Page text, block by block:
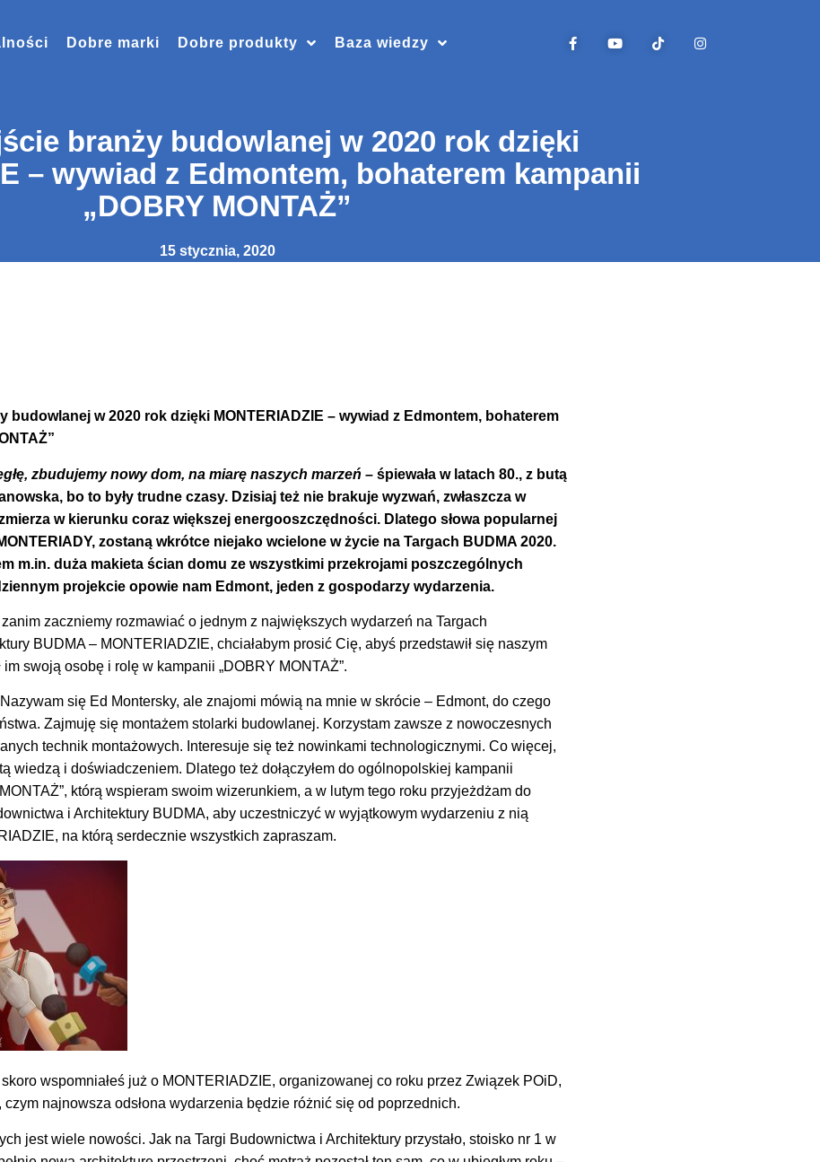
Dobre marki Dobre produkty Baza wiedzy
branży budowlanej w 2020 rok dzięki
– wywiad z Edmontem, bohaterem kampanii
„DOBRY MONTAŻ”
15 stycznia, 2020
budowlanej w 2020 rok dzięki MONTERIADZIE – wywiad z Edmontem, bohaterem
zbudujemy nowy dom, na miarę naszych marzeń – śpiewała w latach 80., z butą
bo to były trudne czasy. Dzisiaj też nie brakuje wyzwań, zwłaszcza w
w kierunku coraz większej energooszczędności. Dlatego słowa popularnej
zostaną wkrótce niejako wcielone w życie na Targach BUDMA 2020.
m.in. duża makieta ścian domu ze wszystkimi przekrojami poszczególnych
projekcie opowie nam Edmont, jeden z gospodarzy wydarzenia.
zaczniemy rozmawiać o jednym z największych wydarzeń na Targach
BUDMA – MONTERIADZIE, chciałabym prosić Cię, abyś przedstawił się naszym
swoją osobę i rolę w kampanii „DOBRY MONTAŻ”.
się Ed Montersky, ale znajomi mówią na mnie w skrócie – Edmont, do czego
Zajmuję się montażem stolarki budowlanej. Korzystam zawsze z nowoczesnych
technik montażowych. Interesuje się też nowinkami technologicznymi. Co więcej,
wiedzą i doświadczeniem. Dlatego też dołączyłem do ogólnopolskiej kampanii
którą wspieram swoim wizerunkiem, a w lutym tego roku przyjeżdżam do
i Architektury BUDMA, aby uczestniczyć w wyjątkowym wydarzeniu z nią
na którą serdecznie wszystkich zapraszam.
wspomniałeś już o MONTERIADZIE, organizowanej co roku przez Związek POiD,
najnowsza odsłona wydarzenia będzie różnić się od poprzednich.
jest wiele nowości. Jak na Targi Budownictwa i Architektury przystało, stoisko nr 1 w